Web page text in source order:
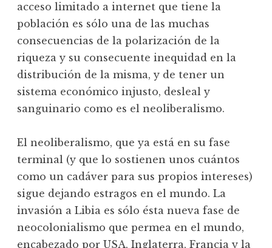
acceso limitado a internet que tiene la
población es sólo una de las muchas
consecuencias de la polarización de la
riqueza y su consecuente inequidad en la
distribución de la misma, y de tener un
sistema económico injusto, desleal y
sanguinario como es el neoliberalismo.
El neoliberalismo, que ya está en su fase
terminal (y que lo sostienen unos cuántos
como un cadáver para sus propios intereses)
sigue dejando estragos en el mundo. La
invasión a Libia es sólo ésta nueva fase de
neocolonialismo que permea en el mundo,
encabezado por USA, Inglaterra, Francia y la